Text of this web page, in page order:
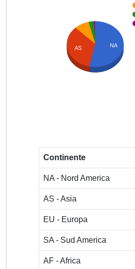
AS NA
Continente
NA - Nord America
AS - Asia
EU - Europa
SA - Sud America
AF - Africa